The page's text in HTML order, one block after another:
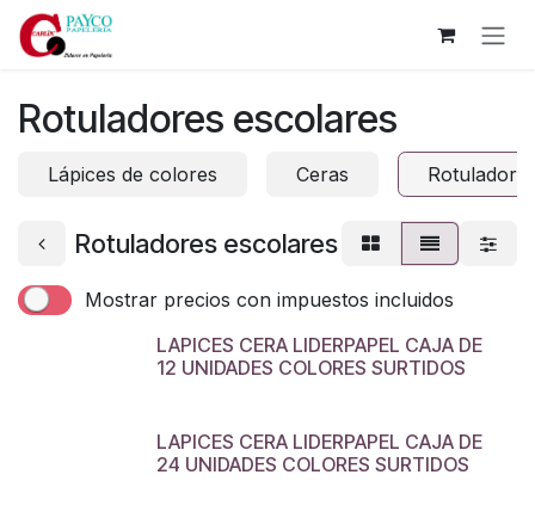
Ir al contenido
Rotuladores escolares
Lápices de colores Ceras
Rotuladores escolares
Mostrar precios con impuestos incluidos
LAPICES CERA LIDERPAPEL CAJA DE
12 UNIDADES COLORES SURTIDOS
LAPICES CERA LIDERPAPEL CAJA DE
24 UNIDADES COLORES SURTIDOS